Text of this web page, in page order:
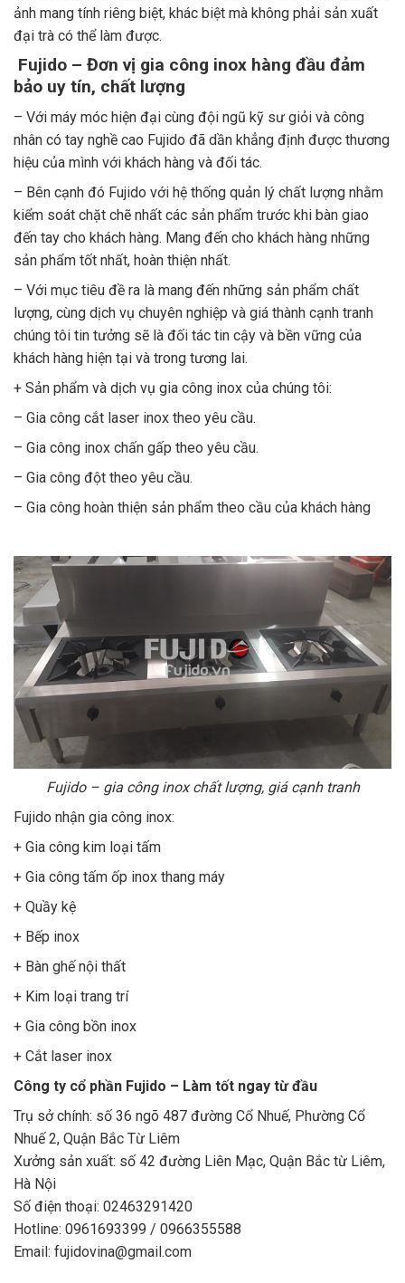
ảnh mang tính riêng biệt, khác biệt mà không phải sản xuất
đại trà có thể làm được.
Fujido – Đơn vị gia công inox hàng đầu đảm
bảo uy tín, chất lượng
– Với máy móc hiện đại cùng đội ngũ kỹ sư giỏi và công
nhân có tay nghề cao Fujido đã dần khẳng định được thương
hiệu của mình với khách hàng và đối tác.
– Bên cạnh đó Fujido với hệ thống quản lý chất lượng nhằm
kiểm soát chặt chẽ nhất các sản phẩm trước khi bàn giao
đến tay cho khách hàng. Mang đến cho khách hàng những
sản phẩm tốt nhất, hoàn thiện nhất.
– Với mục tiêu đề ra là mang đến những sản phẩm chất
lượng, cùng dịch vụ chuyên nghiệp và giá thành cạnh tranh
chúng tôi tin tưởng sẽ là đối tác tin cậy và bền vững của
khách hàng hiện tại và trong tương lai.
+ Sản phẩm và dịch vụ gia công inox của chúng tôi:
– Gia công cắt laser inox theo yêu cầu.
– Gia công inox chấn gấp theo yêu cầu.
– Gia công đột theo yêu cầu.
– Gia công hoàn thiện sản phẩm theo cầu của khách hàng
Fujido – gia công inox chất lượng, giá cạnh tranh
Fujido nhận gia công inox:
+ Gia công kim loại tấm
+ Gia công tấm ốp inox thang máy
+ Quầy kệ
+ Bếp inox
+ Bàn ghế nội thất
+ Kim loại trang trí
+ Gia công bồn inox
+ Cắt laser inox
Công ty cổ phần Fujido – Làm tốt ngay từ đầu
Trụ sở chính: số 36 ngõ 487 đường Cổ Nhuế, Phường Cổ
Nhuế 2, Quận Bắc Từ Liêm
Xưởng sản xuất: số 42 đường Liên Mạc, Quận Bắc từ Liêm,
Hà Nội
Số điện thoại: 02463291420
Hotline: 0961693399 / 0966355588
Email: fujidovina@gmail.com